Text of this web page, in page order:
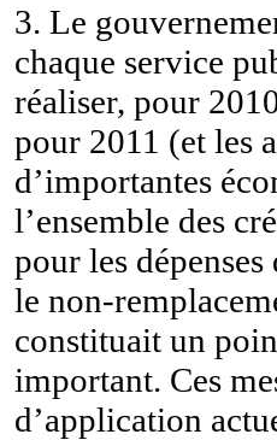
3. Le
chaque service
réaliser, pour
pour 2011 (et les
d’importantes
l’ensemble des
pour les
le non-
constituait un
important. Ces
d’application